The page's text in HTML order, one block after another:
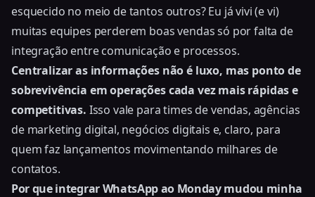
esquecido no meio de tantos outros? Eu já vivi (e vi)
muitas equipes perderem boas vendas só por falta de
integração entre comunicação e processos.
Centralizar as informações não é luxo, mas ponto de
sobrevivência em operações cada vez mais rápidas e
competitivas. Isso vale para times de vendas, agências
de marketing digital, negócios digitais e, claro, para
quem faz lançamentos movimentando milhares de
contatos.
Por que integrar WhatsApp ao Monday mudou minha